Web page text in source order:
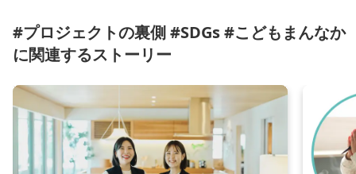
#プロジェクトの裏側 #SDGs #こどもまんなか
に関連するストーリー